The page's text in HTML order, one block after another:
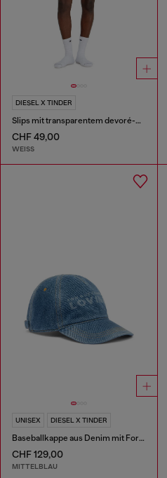
DIESEL X TINDER
Slips mit transparentem devoré-Effekt
CHF 49,00
WEISS
UNISEX DIESEL X TINDER
Baseballkappe aus Denim mit For Successful Loving Logo
CHF 129,00
MITTELBLAU